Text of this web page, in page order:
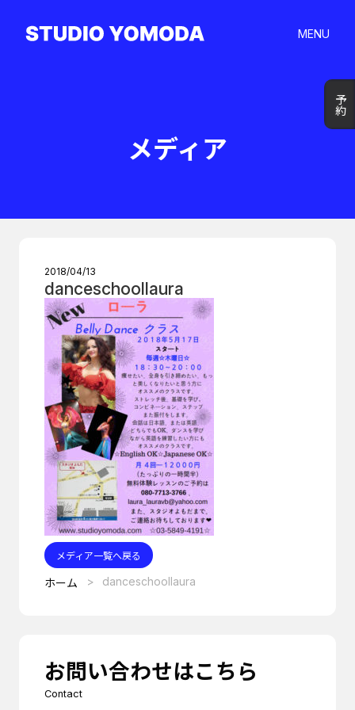
MENU
予約
予約
メディア
2018/04/13
danceschoollaura
メディア一覧へ戻る
ホーム danceschoollaura
お問い合わせはこちら
Contact